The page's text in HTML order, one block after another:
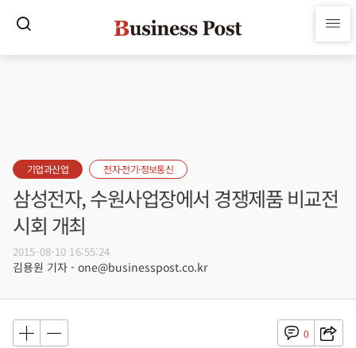
기업과산업 전자·전기·정보통신
삼성전자, 수원사업장에서 경쟁제품 비교전
시회 개최
2015-08-10 16:55:24
김용원 기자 - one@businesspost.co.kr
0